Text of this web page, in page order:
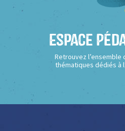
Espace
Retrouvez l’ensemble
thématiques dédiés à